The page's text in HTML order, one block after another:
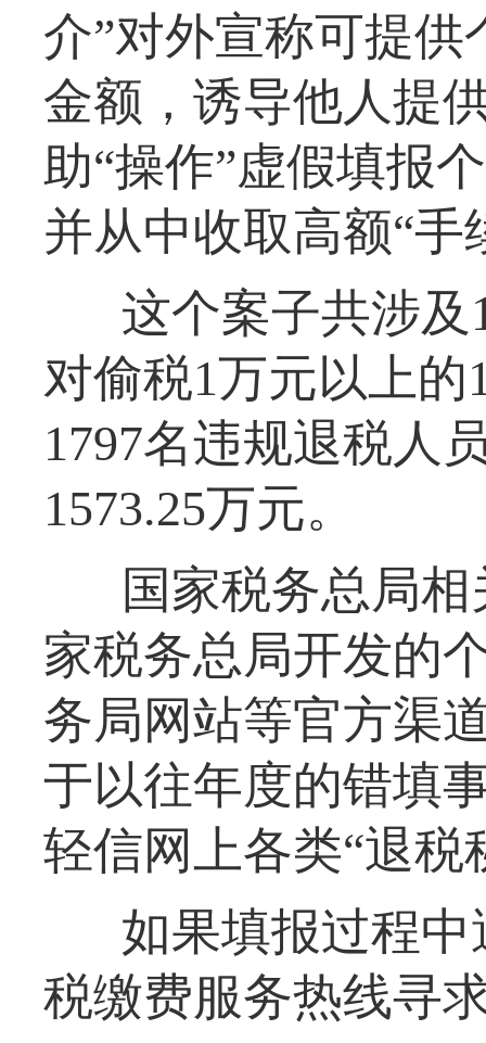
介”对外宣称可提
金额，诱导他人提
助“操作”虚假填报
并从中收取高额“手
这个案子共涉
对偷税1万元以上
1797名违规退税人
1573.25万元。
国家税务总局
家税务总局开发的
务局网站等官方渠
于以往年度的错填
轻信网上各类“退税
如果填报过程中
税缴费服务热线寻